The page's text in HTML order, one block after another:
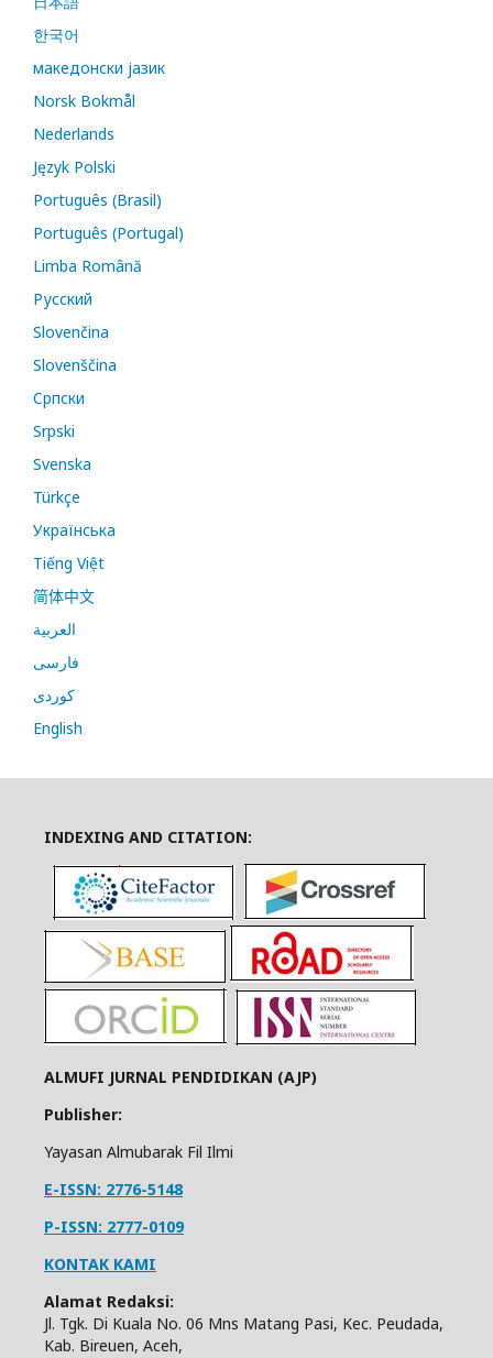
한국어
македонски јазик
Norsk Bokmål
Nederlands
Język Polski
Português (Brasil)
Português (Portugal)
Limba Română
Русский
Slovenčina
Slovenščina
Cрпски
Srpski
Svenska
Türkçe
Українська
Tiếng Việt
简体中文
العربية
فارسی
کوردی
English
INDEXING AND CITATION:
ALMUFI JURNAL PENDIDIKAN (AJP)
Publisher:
Yayasan Almubarak Fil Ilmi
E-ISSN: 2776-5148
P-ISSN: 2777-0109
KONTAK KAMI
Alamat Redaksi:
Jl. Tgk. Di Kuala No. 06 Mns Matang Pasi, Kec. Peudada,
Kab. Bireuen, Aceh,